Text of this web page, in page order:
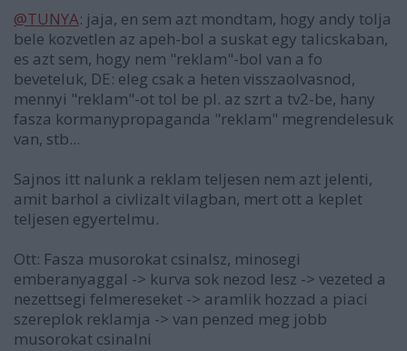
@TUNYA: jaja, en sem azt mondtam, hogy andy tolja
bele kozvetlen az apeh-bol a suskat egy talicskaban,
es azt sem, hogy nem "reklam"-bol van a fo
beveteluk, DE: eleg csak a heten visszaolvasnod,
mennyi "reklam"-ot tol be pl. az szrt a tv2-be, hany
fasza kormanypropaganda "reklam" megrendelesuk
van, stb...
Sajnos itt nalunk a reklam teljesen nem azt jelenti,
amit barhol a civlizalt vilagban, mert ott a keplet
teljesen egyertelmu.
Ott: Fasza musorokat csinalsz, minosegi
emberanyaggal -> kurva sok nezod lesz -> vezeted a
nezettsegi felmereseket -> aramlik hozzad a piaci
szereplok reklamja -> van penzed meg jobb
musorokat csinalni